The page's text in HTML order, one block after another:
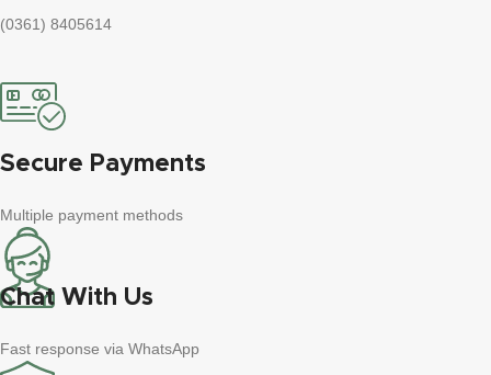
(0361) 8405614
Secure Payments
Multiple payment methods
Chat With Us
Fast response via WhatsApp